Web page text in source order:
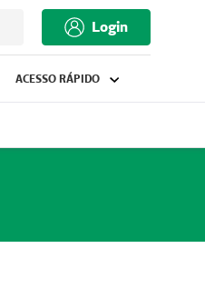
Login
ACESSO RÁPIDO